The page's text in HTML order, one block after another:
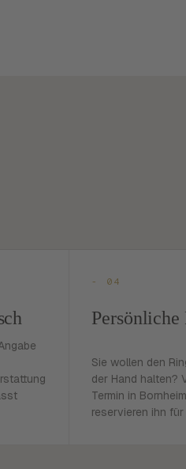
- 04
Persönliche
Sie wollen den
der Hand halten?
Termin in
reservieren ihn für